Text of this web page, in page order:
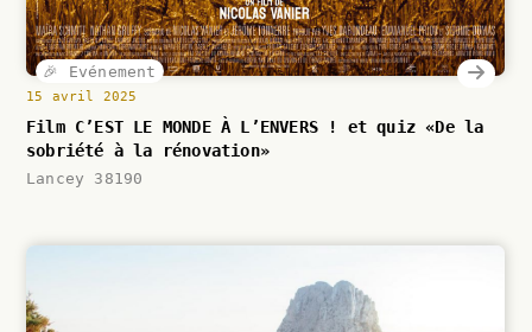
🎉 Evénement
15 avril 2025
Film C’EST LE MONDE À L’ENVERS ! et quiz «De la
sobriété à la rénovation»
Lancey 38190